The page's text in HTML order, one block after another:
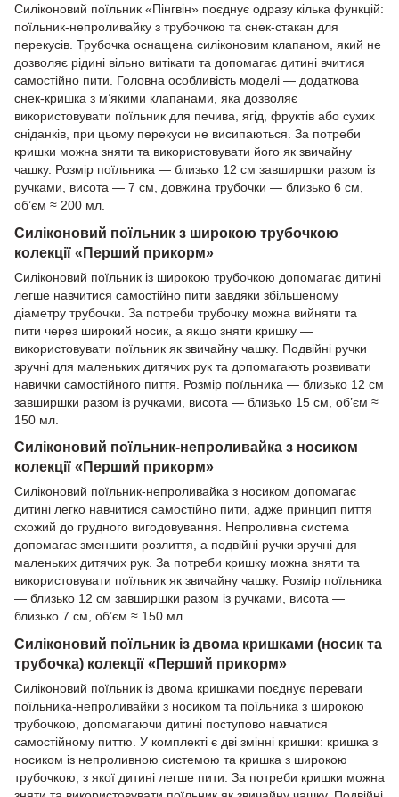
Силіконовий поїльник «Пінгвін» поєднує одразу кілька функцій:
поїльник-непроливайку з трубочкою та снек-стакан для
перекусів. Трубочка оснащена силіконовим клапаном, який не
дозволяє рідині вільно витікати та допомагає дитині вчитися
самостійно пити. Головна особливість моделі — додаткова
снек-кришка з м’якими клапанами, яка дозволяє
використовувати поїльник для печива, ягід, фруктів або сухих
сніданків, при цьому перекуси не висипаються. За потреби
кришки можна зняти та використовувати його як звичайну
чашку. Розмір поїльника — близько 12 см завширшки разом із
ручками, висота — 7 см, довжина трубочки — близько 6 см,
об’єм ≈ 200 мл.
Силіконовий поїльник з широкою трубочкою
колекції «Перший прикорм»
Силіконовий поїльник із широкою трубочкою допомагає дитині
легше навчитися самостійно пити завдяки збільшеному
діаметру трубочки. За потреби трубочку можна вийняти та
пити через широкий носик, а якщо зняти кришку —
використовувати поїльник як звичайну чашку. Подвійні ручки
зручні для маленьких дитячих рук та допомагають розвивати
навички самостійного пиття. Розмір поїльника — близько 12 см
завширшки разом із ручками, висота — близько 15 см, об’єм ≈
150 мл.
Силіконовий поїльник-непроливайка з носиком
колекції «Перший прикорм»
Силіконовий поїльник-непроливайка з носиком допомагає
дитині легко навчитися самостійно пити, адже принцип пиття
схожий до грудного вигодовування. Непроливна система
допомагає зменшити розлиття, а подвійні ручки зручні для
маленьких дитячих рук. За потреби кришку можна зняти та
використовувати поїльник як звичайну чашку. Розмір поїльника
— близько 12 см завширшки разом із ручками, висота —
близько 7 см, об’єм ≈ 150 мл.
Силіконовий поїльник із двома кришками (носик та
трубочка) колекції «Перший прикорм»
Силіконовий поїльник із двома кришками поєднує переваги
поїльника-непроливайки з носиком та поїльника з широкою
трубочкою, допомагаючи дитині поступово навчатися
самостійному питтю. У комплекті є дві змінні кришки: кришка з
носиком із непроливною системою та кришка з широкою
трубочкою, з якої дитині легше пити. За потреби кришки можна